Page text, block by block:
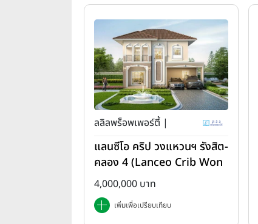
ลลิลพร็อพเพอร์ตี้ |
แลนซีโอ คริป วงแหวนฯ รังสิต-
คลอง 4 (Lanceo Crib Won
gwan Rangsit-Khlong4)
4,000,000 บาท
เพิ่มเพื่อเปรียบเทียบ